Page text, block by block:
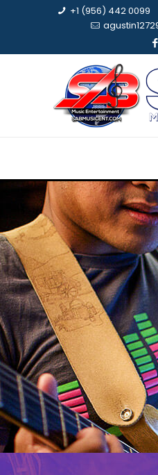
+1 (956) 442 0099